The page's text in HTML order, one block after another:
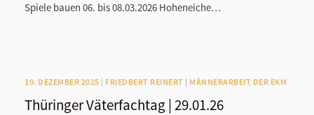
Spiele bauen 06. bis 08.03.2026 Hoheneiche…
19. DEZEMBER 2025 | FRIEDBERT REINERT | MÄNNERARBEIT DER EKM
Thüringer Väterfachtag | 29.01.26